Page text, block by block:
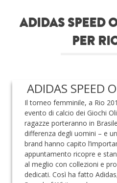
ADIDAS SPEED
PER
ADIDAS SPEED
Il torneo femminile, a Rio
evento di calcio dei Giochi
ragazze porteranno in
differenza degli uomini – e
brand hanno capito
appuntamento ricopre e
al meglio con collezioni e
dedicati. Così ha fatto